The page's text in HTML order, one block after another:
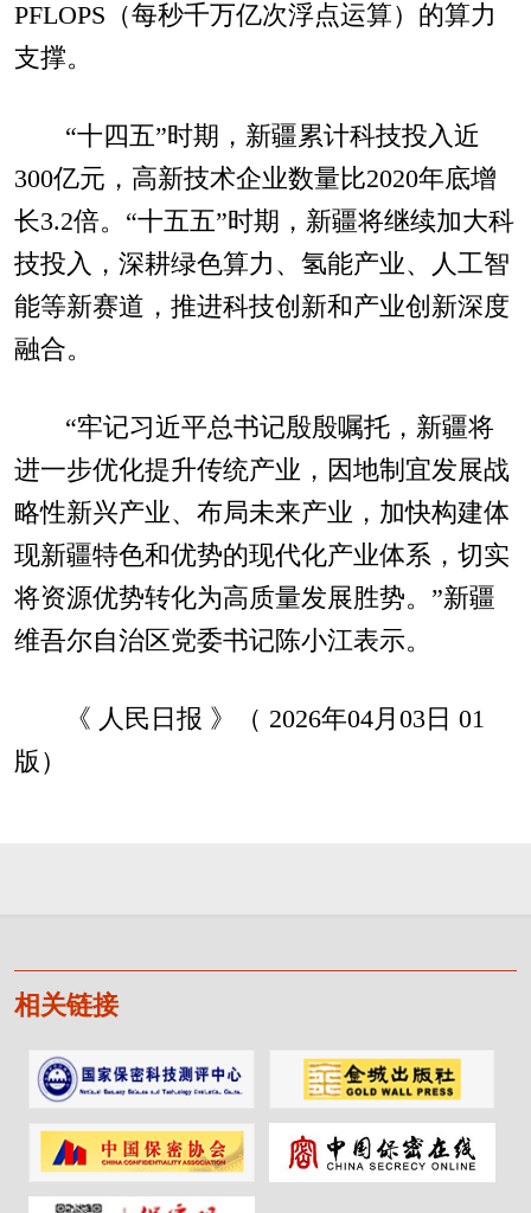
PFLOPS（每秒千万亿次浮点运算）的算力
支撑。
“十四五”时期，新疆累计科技投入近
300亿元，高新技术企业数量比2020年底增
长3.2倍。“十五五”时期，新疆将继续加大科
技投入，深耕绿色算力、氢能产业、人工智
能等新赛道，推进科技创新和产业创新深度
融合。
“牢记习近平总书记殷殷嘱托，新疆将
进一步优化提升传统产业，因地制宜发展战
略性新兴产业、布局未来产业，加快构建体
现新疆特色和优势的现代化产业体系，切实
将资源优势转化为高质量发展胜势。”新疆
维吾尔自治区党委书记陈小江表示。
《 人民日报 》（ 2026年04月03日 01
版）
相关链接